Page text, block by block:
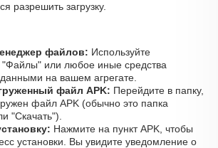
разрешить загрузку.
файлов: Используйте
или любое иные средства
на вашем агрегате.
файл APK: Перейдите в папку,
файл APK (обычно это папка
"Скачать").
Нажмите на пункт APK, чтобы
установки. Вы увидите уведомление о